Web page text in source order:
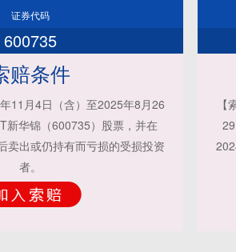
证券代码
600735
赔条件
11月4日（含）至2025年8月26
新华锦（600735）股票，并在
卖出或仍持有而亏损的受损投资
者。